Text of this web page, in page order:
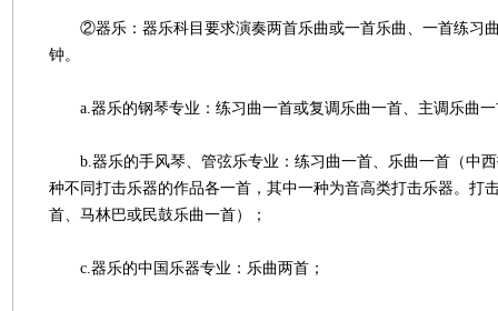
②器乐：器乐科目要求演奏两首乐曲或一首乐曲、一首练习曲
钟。
a.器乐的钢琴专业：练习曲一首或复调乐曲一首、主调乐曲一
b.器乐的手风琴、管弦乐专业：练习曲一首、乐曲一首（中西
种不同打击乐器的作品各一首，其中一种为音高类打击乐器。打
首、马林巴或民鼓乐曲一首）；
c.器乐的中国乐器专业：乐曲两首；